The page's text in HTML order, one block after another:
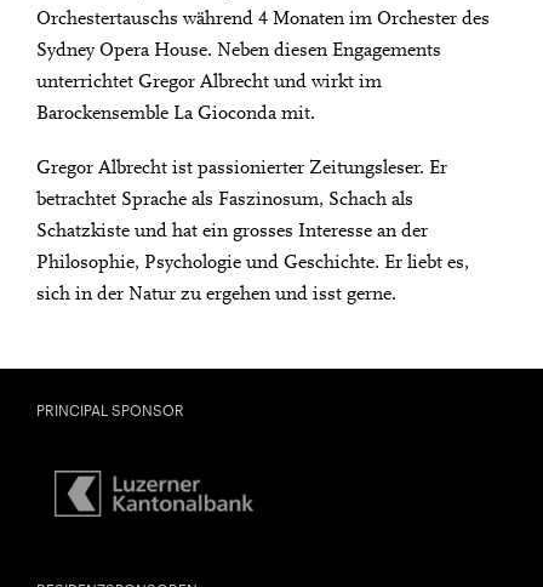
Orchestertauschs während 4 Monaten im Orchester des
Sydney Opera House. Neben diesen Engagements
unterrichtet Gregor Albrecht und wirkt im
Barockensemble La Gioconda mit.
Gregor Albrecht ist passionierter Zeitungsleser. Er
betrachtet Sprache als Faszinosum, Schach als
Schatzkiste und hat ein grosses Interesse an der
Philosophie, Psychologie und Geschichte. Er liebt es,
sich in der Natur zu ergehen und isst gerne.
PRINCIPAL SPONSOR